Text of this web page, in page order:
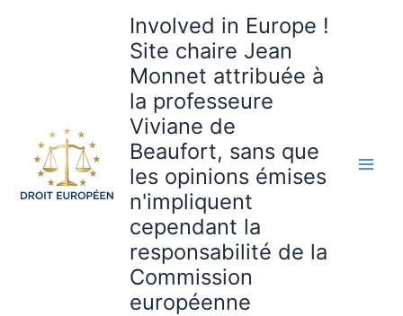
Involved in Europe !
Site chaire Jean
Monnet attribuée à
la professeure
Viviane de
Beaufort, sans que
les opinions émises
n'impliquent
cependant la
responsabilité de la
Commission
européenne